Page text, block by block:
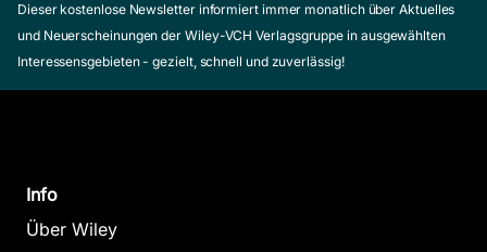
Dieser kostenlose Newsletter informiert immer monatlich über Aktuelles
und Neuerscheinungen der Wiley-VCH Verlagsgruppe in ausgewählten
Interessensgebieten - gezielt, schnell und zuverlässig!
Info
Über Wiley